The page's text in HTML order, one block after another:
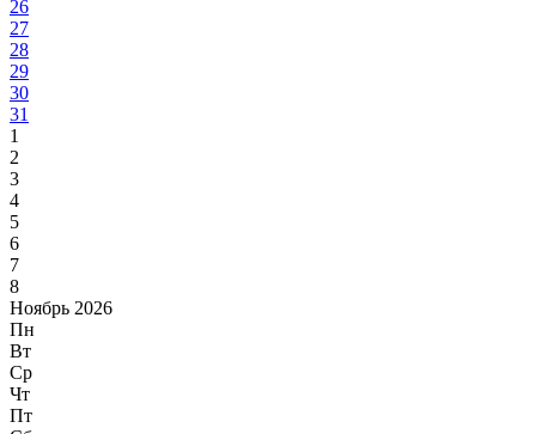
26
27
28
29
30
31
1
2
3
4
5
6
7
8
Ноябрь 2026
Пн
Вт
Ср
Чт
Пт